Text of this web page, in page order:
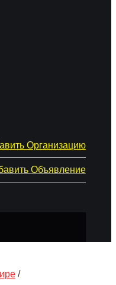
Организацию
Объявление
/